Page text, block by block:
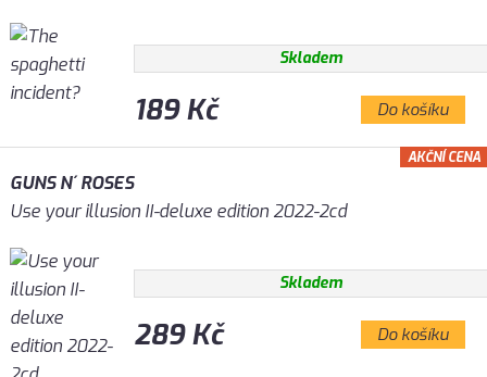
Skladem
189 Kč Do košíku
GUNS N´ ROSES
Use your illusion II-deluxe edition 2022-2cd
Skladem
289 Kč Do košíku
AKČNÍ CENA